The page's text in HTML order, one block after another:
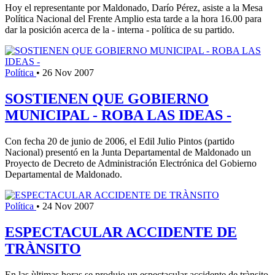
Hoy el representante por Maldonado, Darío Pérez, asiste a la Mesa
Política Nacional del Frente Amplio esta tarde a la hora 16.00 para
dar la posición acerca de la - interna - política de su partido.
Política • 26 Nov 2007
SOSTIENEN QUE GOBIERNO
MUNICIPAL - ROBA LAS IDEAS -
Con fecha 20 de junio de 2006, el Edil Julio Pintos (partido
Nacional) presentó en la Junta Departamental de Maldonado un
Proyecto de Decreto de Administración Electrónica del Gobierno
Departamental de Maldonado.
Política • 24 Nov 2007
ESPECTACULAR ACCIDENTE DE
TRÀNSITO